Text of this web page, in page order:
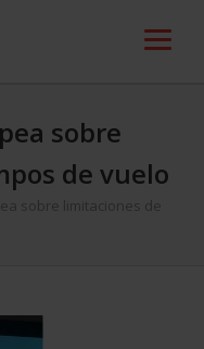
sobre
de vuelo
sobre limitaciones de